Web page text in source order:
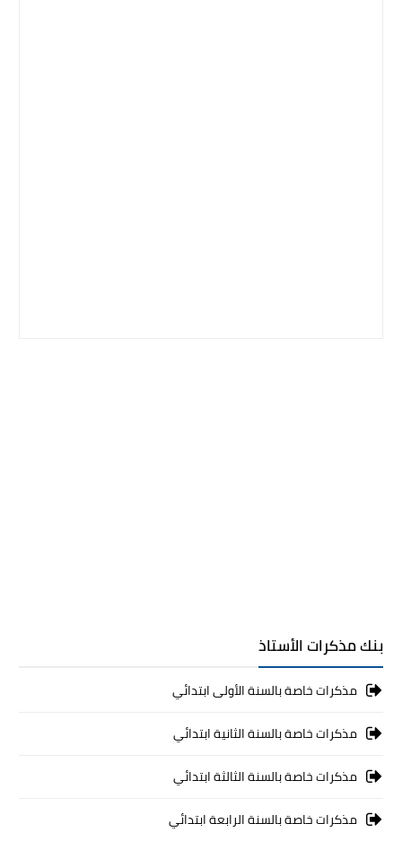
بنك مذكرات الأستاذ
مذكرات خاصة بالسنة الأولى ابتدائي
مذكرات خاصة بالسنة الثانية ابتدائي
مذكرات خاصة بالسنة الثالثة ابتدائي
مذكرات خاصة بالسنة الرابعة ابتدائي